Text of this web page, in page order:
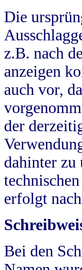
Die
z.B. nach
anzeigen
auch vor,
der
dahinter zu
erfolgt
Bei den